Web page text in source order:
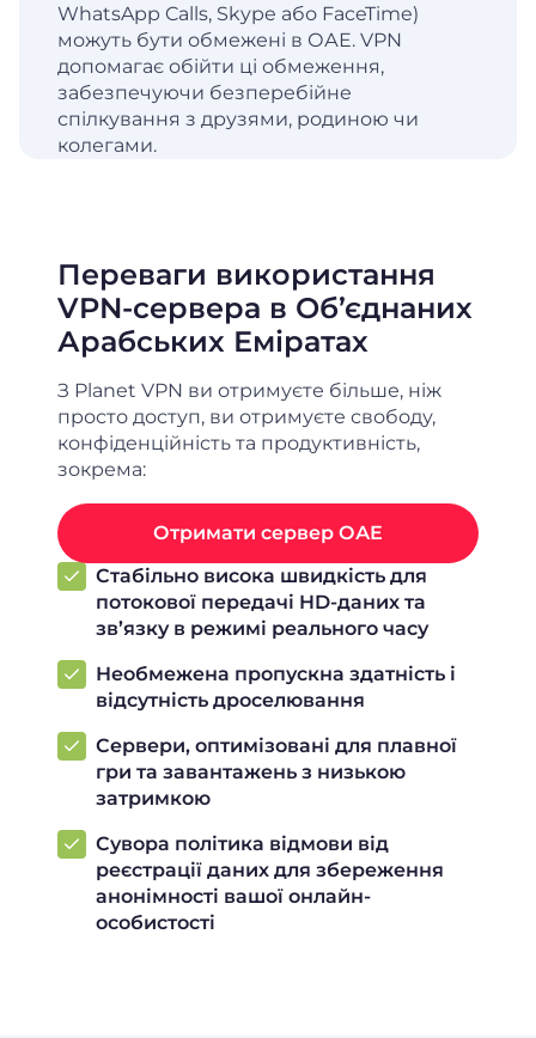
WhatsApp Calls, Skype або FaceTime)
можуть бути обмежені в ОАЕ. VPN
допомагає обійти ці обмеження,
забезпечуючи безперебійне
спілкування з друзями, родиною чи
колегами.
Переваги використання
VPN-сервера в Об’єднаних
Арабських Еміратах
З Planet VPN ви отримуєте більше, ніж
просто доступ, ви отримуєте свободу,
конфіденційність та продуктивність,
зокрема:
Отримати сервер ОАЕ
Стабільно висока швидкість для
потокової передачі HD-даних та
зв’язку в режимі реального часу
Необмежена пропускна здатність і
відсутність дроселювання
Сервери, оптимізовані для плавної
гри та завантажень з низькою
затримкою
Сувора політика відмови від
реєстрації даних для збереження
анонімності вашої онлайн-
особистості